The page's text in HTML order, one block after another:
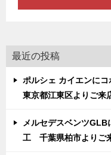
最近の投稿
ポルシェ カイエンに
東京都江東区よりご来
メルセデスベンツ
工 千葉県柏市よりご